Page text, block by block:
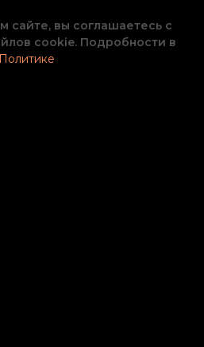
сайте, вы соглашаетесь с
cookie. Подробности в
Политике